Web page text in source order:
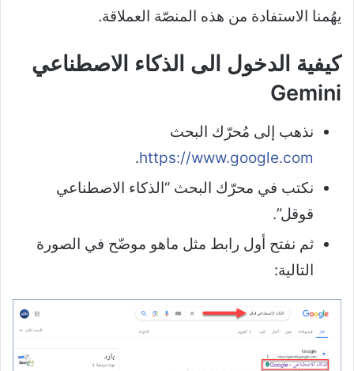
يهُمنا الاستفادة من هذه المنصّة العملاقة.
كيفية الدخول الى الذكاء الاصطناعي
Gemini
نذهب إلى مُحرّك البحث
https://www.google.com
.
نكتب في محرّك البحث “الذكاء الاصطناعي
قوقل”.
ثم نفتح أول رابط مثل ماهو موضّح في الصورة
التالية: